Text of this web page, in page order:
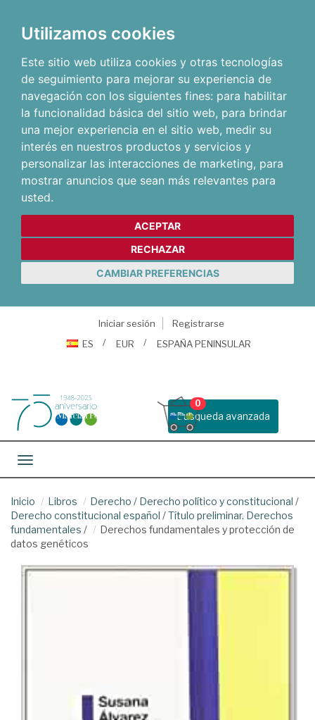
Utilizamos cookies
Este sitio web utiliza cookies y otras tecnologías
de seguimiento para mejorar su experiencia de
navegación con los siguientes fines: para habilitar
la funcionalidad básica del sitio web, para brindar
una mejor experiencia en el sitio web, medir su
interés en nuestros productos y servicios y
personalizar las interacciones de marketing, para
mostrar anuncios que sean más relevantes para
usted.
ACEPTAR
RECHAZAR
CAMBIAR PREFERENCIAS
Iniciar sesión
Registrarse
ES
EUR ESPAÑA PENINSULAR
Busqueda avanzada
0
Toggle navigation
Inicio Libros Derecho / Derecho político y constitucional /
Derecho constitucional español /Título preliminar. Derechos
fundamentales /
Derechos fundamentales y protección de
datos genéticos